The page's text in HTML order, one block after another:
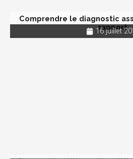
Comprendre le diagnostic
rapport
16 juillet